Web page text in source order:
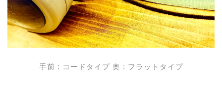
手前 : コードタイプ 奥 : フラットタイプ